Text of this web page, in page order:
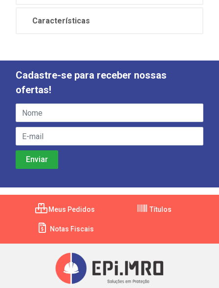
Características
Cadastre-se para receber nossas
ofertas!
Meus Pedidos Títulos
Notas Fiscais